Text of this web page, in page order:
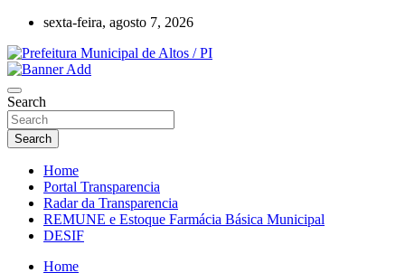
Skip
content
sexta-feira, agosto 7, 2026
Prefeitura Municipal de Altos / PI
Search
Search
Home
Portal Transparencia
Radar da Transparencia
REMUNE e Estoque Farmácia Básica Municipal
DESIF
Home